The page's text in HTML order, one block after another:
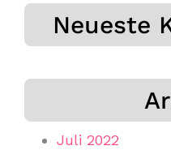
Neueste
Juli 2022